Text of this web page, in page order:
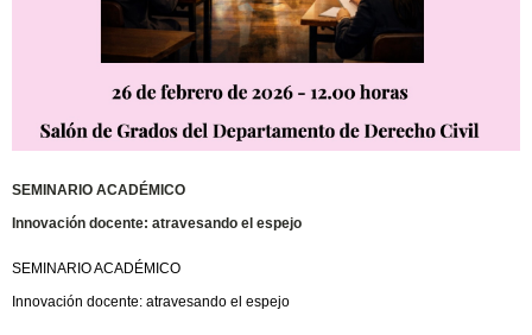
SEMINARIO ACADÉMICO
Innovación docente: atravesando el espejo
SEMINARIO ACADÉMICO
Innovación docente:atravesando el espejo